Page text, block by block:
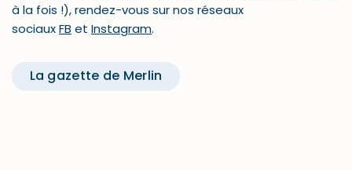
à la fois !), rendez-vous sur nos réseaux
sociauxFB et Instagram.
La gazette de Merlin